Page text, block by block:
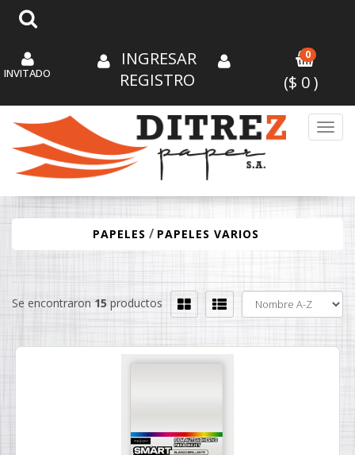
INVITADO
INGRESAR
REGISTRO
0
($ 0)
PAPELES / PAPELES VARIOS
Se encontraron 15 productos